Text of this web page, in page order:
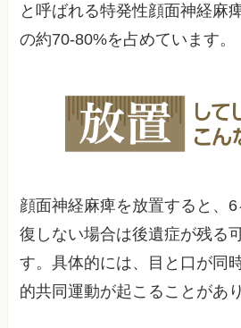
と呼ばれる特発性顔面神経麻
の約70-80%を占めています。
顔面神経麻痺を放置すると、
復しない場合は後遺症が残る
す。具体的には、目と口が同
的共同運動が起こることがあ